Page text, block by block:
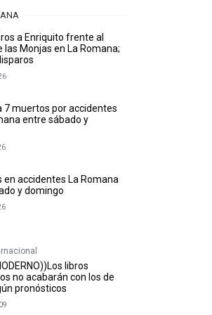
a Enriquito frente al
las Monjas en La Romana;
7 muertos por accidentes
entre sábado y
en accidentes La Romana
y domingo
libros
no acabarán con los de
pronósticos